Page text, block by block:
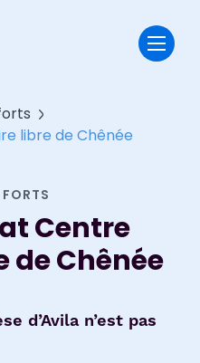
libre de Chênée
Centre
de Chênée
d’Avila n’est pas